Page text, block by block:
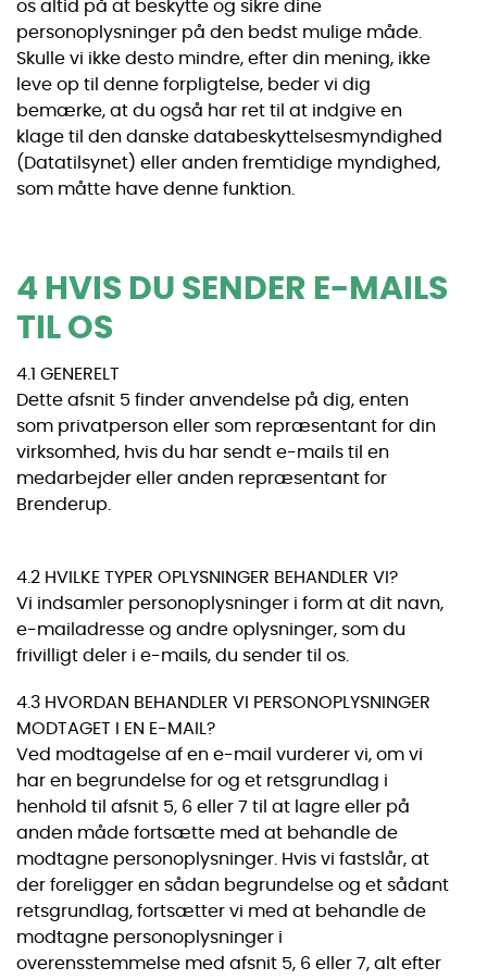
os altid på at beskytte og sikre dine
personoplysninger på den bedst mulige måde.
Skulle vi ikke desto mindre, efter din mening, ikke
leve op til denne forpligtelse, beder vi dig
bemærke, at du også har ret til at indgive en
klage til den danske databeskyttelsesmyndighed
(Datatilsynet) eller anden fremtidige myndighed,
som måtte have denne funktion.
4 HVIS DU SENDER E-MAILS
TIL OS
4.1 GENERELT
Dette afsnit 5 finder anvendelse på dig, enten
som privatperson eller som repræsentant for din
virksomhed, hvis du har sendt e-mails til en
medarbejder eller anden repræsentant for
Brenderup.
4.2 HVILKE TYPER OPLYSNINGER BEHANDLER VI?
Vi indsamler personoplysninger i form at dit navn,
e-mailadresse og andre oplysninger, som du
frivilligt deler i e-mails, du sender til os.
4.3 HVORDAN BEHANDLER VI PERSONOPLYSNINGER
MODTAGET I EN E-MAIL?
Ved modtagelse af en e-mail vurderer vi, om vi
har en begrundelse for og et retsgrundlag i
henhold til afsnit 5, 6 eller 7 til at lagre eller på
anden måde fortsætte med at behandle de
modtagne personoplysninger. Hvis vi fastslår, at
der foreligger en sådan begrundelse og et sådant
retsgrundlag, fortsætter vi med at behandle de
modtagne personoplysninger i
overensstemmelse med afsnit 5, 6 eller 7, alt efter